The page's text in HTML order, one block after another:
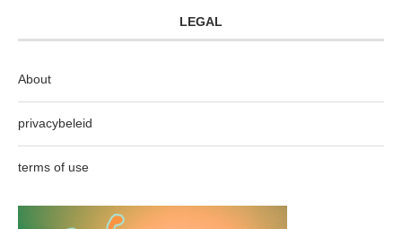
LEGAL
About
privacybeleid
terms of use